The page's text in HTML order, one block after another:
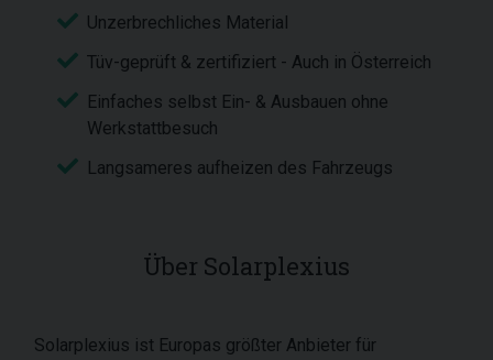
Unzerbrechliches Material
Tüv-geprüft & zertifiziert - Auch in Österreich
Einfaches selbst Ein- & Ausbauen ohne
Werkstattbesuch
Langsameres aufheizen des Fahrzeugs
Über Solarplexius
Solarplexius ist Europas größter Anbieter für